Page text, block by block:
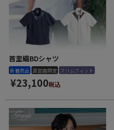
首里織BDシャツ
新着商品 直営店限定 スリムフィット
¥23,100税込